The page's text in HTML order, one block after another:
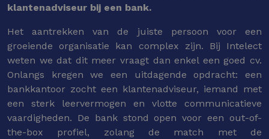
klantenadviseur bij een bank.
Het aantrekken van de juiste persoon voor een
groeiende organisatie kan complex zijn. Bij Intelect
weten we dat dit meer vraagt dan enkel een goed cv.
Onlangs kregen we een uitdagende opdracht: een
bankkantoor zocht een klantenadviseur, iemand met
een sterk leervermogen en vlotte communicatieve
vaardigheden. De bank stond open voor een out-of-
the-box profiel, zolang de match met de